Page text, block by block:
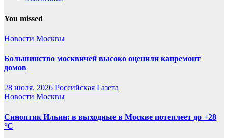
You missed
Новости Москвы
Большинство москвичей высоко оценили капремонт
домов
28 июля, 2026 Российская Газета
Новости Москвы
Синоптик Ильин: в выходные в Москве потеплеет до +28
°C